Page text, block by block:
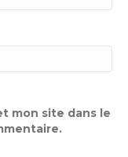
mon site dans le